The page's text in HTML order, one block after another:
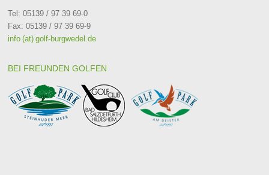
Tel: 05139 / 97 39 69-0
Fax: 05139 / 97 39 69-9
info (at) golf-burgwedel.de
BEI FREUNDEN GOLFEN